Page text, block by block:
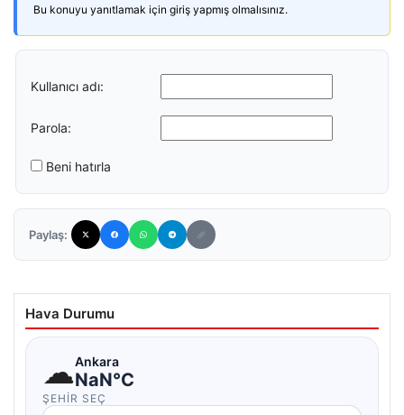
Bu konuyu yanıtlamak için giriş yapmış olmalısınız.
Kullanıcı adı:
Parola:
Beni hatırla
Paylaş:
Hava Durumu
☁Ankara
NaN°C
ŞEHIR SEÇ